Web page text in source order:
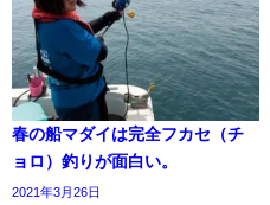
春の船マダイは完全フカセ（チ
ョロ）釣りが面白い。
2021年3月26日